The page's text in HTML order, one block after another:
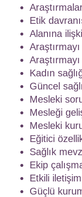
Etik
Alanına
Kadın
Güncel
Mesleki
Mesleği
Mesleki
Eğitici
Sağlık
Ekip
Etkili
Güçlü